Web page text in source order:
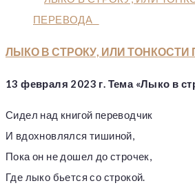
ЛЫКО В СТРОКУ, ИЛИ ТОНКОСТИ
13 февраля 2023 г. Тема «Лыко в
Сидел над книгой переводчик
И вдохновлялся тишиной,
Пока он не дошел до строчек,
Где лыко бьется со строкой.